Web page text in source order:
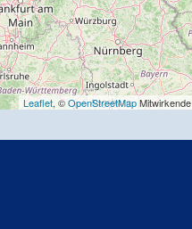
Leaflet, ©OpenStreetMapMitwirkende